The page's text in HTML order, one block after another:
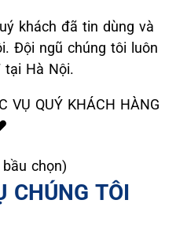
khách đã tin dùng và
Đội ngũ chúng tôi luôn
tại Hà Nội.
VỤ QUÝ KHÁCH HÀNG
chọn)
CHÚNG TÔI